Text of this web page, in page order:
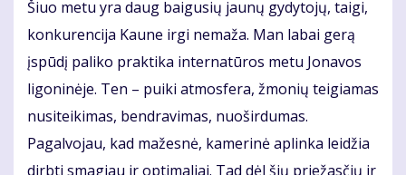
Šiuo metu yra daug baigusių jaunų gydytojų, taigi,
konkurencija Kaune irgi nemaža. Man labai gerą
įspūdį paliko praktika internatūros metu Jonavos
ligoninėje. Ten – puiki atmosfera, žmonių teigiamas
nusiteikimas, bendravimas, nuoširdumas.
Pagalvojau, kad mažesnė, kamerinė aplinka leidžia
dirbti smagiau ir optimaliai. Tad dėl šių priežasčių ir